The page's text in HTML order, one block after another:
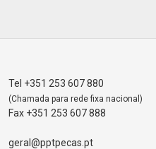
Tel +351 253 607 880
(Chamada para rede fixa nacional)
Fax +351 253 607 888
geral@pptpecas.pt